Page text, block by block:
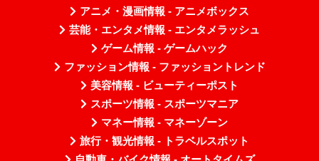
アニメ・漫画情報 - アニメボックス
芸能・エンタメ情報 - エンタメラッシュ
ゲーム情報 - ゲームハック
ファッション情報 - ファッショントレンド
美容情報 - ビューティーポスト
スポーツ情報 - スポーツマニア
マネー情報 - マネーゾーン
旅行・観光情報 - トラベルスポット